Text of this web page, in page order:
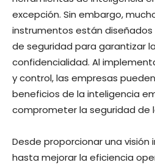
excepción. Sin embargo,
instrumentos están
de seguridad para garantizar
confidencialidad. Al
y control, las empresas
beneficios de la inteligencia
comprometer la seguridad de
Desde proporcionar una visión
hasta mejorar la eficiencia